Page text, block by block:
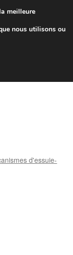
7 EUR
h à 16 h
d'essuie-
meilleure
nous utilisons ou